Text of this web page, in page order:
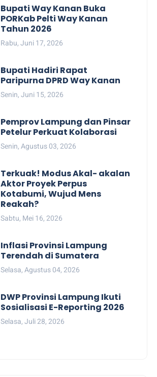
Bupati Way Kanan Buka
PORKab Pelti Way Kanan
Tahun 2026
Rabu, Juni 17, 2026
Bupati Hadiri Rapat
Paripurna DPRD Way Kanan
Senin, Juni 15, 2026
Pemprov Lampung dan Pinsar
Petelur Perkuat Kolaborasi
Senin, Agustus 03, 2026
Terkuak! Modus Akal- akalan
Aktor Proyek Perpus
Kotabumi, Wujud Mens
Reakah?
Sabtu, Mei 16, 2026
Inflasi Provinsi Lampung
Terendah di Sumatera
Selasa, Agustus 04, 2026
DWP Provinsi Lampung Ikuti
Sosialisasi E-Reporting 2026
Selasa, Juli 28, 2026